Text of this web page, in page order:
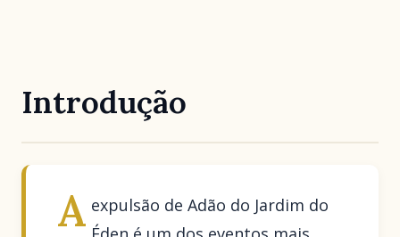
Introdução
A expulsão de Adão do Jardim do